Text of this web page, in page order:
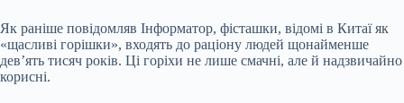
Як раніше повідомляв Інформатор, фісташки, відомі в Китаї як
«щасливі горішки», входять до раціону людей щонайменше
дев’ять тисяч років. Ці горіхи не лише смачні, але й надзвичайно
корисні.